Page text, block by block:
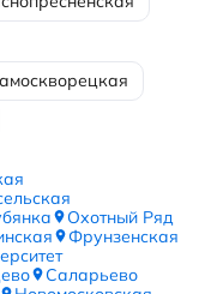
Охотный Ряд
Фрунзенская
Саларьево